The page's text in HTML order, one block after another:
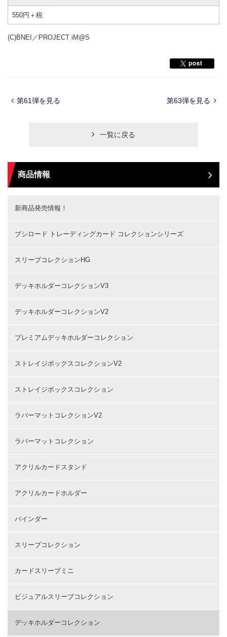
550円＋税
(C)BNEI／PROJECT iM@S
第61弾を見る
一覧に戻る
第63弾を見る
商品情報
新商品発売情報！
ブシロード トレーディングカード コレクションシリーズ
スリーブコレクションHG
デッキホルダーコレクションV3
デッキホルダーコレクションV2
プレミアムデッキホルダーコレクション
ストレイジボックスコレクションV2
ストレイジボックスコレクション
ラバーマットコレクションV2
ラバーマットコレクション
アクリルカードスタンド
アクリルカードホルダー
バインダー
スリーブコレクション
カードスリーブミニ
ビジュアルスリーブコレクション
デッキホルダーコレクション